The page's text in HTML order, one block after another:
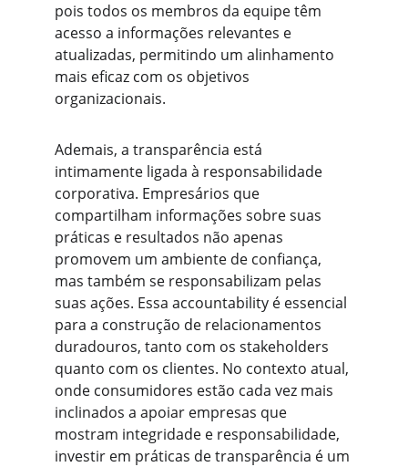
pois todos os membros da equipe têm
acesso a informações relevantes e
atualizadas, permitindo um alinhamento
mais eficaz com os objetivos
organizacionais.
Ademais, a transparência está
intimamente ligada à responsabilidade
corporativa. Empresários que
compartilham informações sobre suas
práticas e resultados não apenas
promovem um ambiente de confiança,
mas também se responsabilizam pelas
suas ações. Essa accountability é essencial
para a construção de relacionamentos
duradouros, tanto com os stakeholders
quanto com os clientes. No contexto atual,
onde consumidores estão cada vez mais
inclinados a apoiar empresas que
mostram integridade e responsabilidade,
investir em práticas de transparência é um